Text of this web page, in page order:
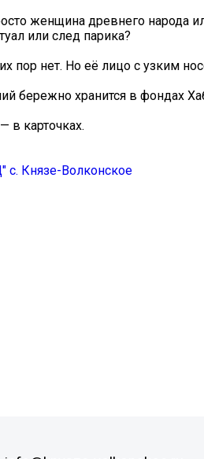
женщина древнего народа
или след парика?
пор нет. Но её лицо с узким
бережно хранится в фондах
в карточках.
Князе-Волконское